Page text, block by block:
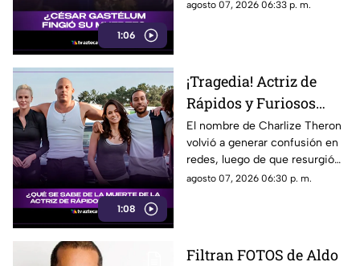
1:06
comentara a especular que su
agosto 07, 2026 06:33 p. m.
1:08
¡Tragedia! Actriz de
Rápidos y Furiosos
vivió el PEOR momento
de su vida; esto se sabe
El nombre de Charlize Theron
volvió a generar confusión en
redes, luego de que resurgió
fue el dramático episodio
agosto 07, 2026 06:30 p. m.
Filtran FOTOS de Aldo